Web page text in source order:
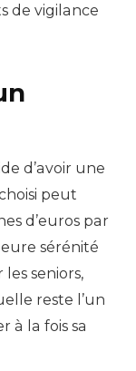
de vigilance
d’avoir une
peut
d’euros par
sérénité
seniors,
reste l’un
à la fois sa